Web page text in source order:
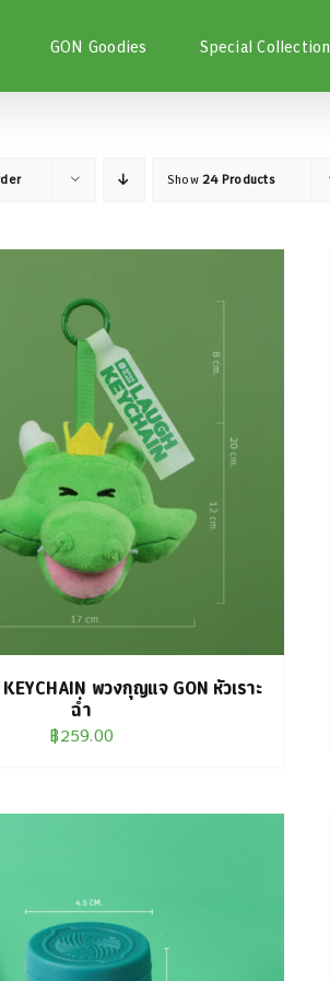
GON Goodies Special Collection
Show24 Products
พวงกุญแจ GON หัวเราะ
ฉ่ำ
฿259.00
หยิบใส่ตะกร้า / DETAILS